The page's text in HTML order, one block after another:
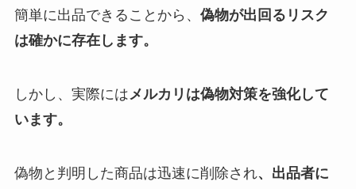
簡単に出品できることから、 偽物が出回るリスク
は確かに存在します。
しかし、実際には メルカリは偽物対策を強化して
います。
偽物と判明した商品は迅速に削除され、出品者に